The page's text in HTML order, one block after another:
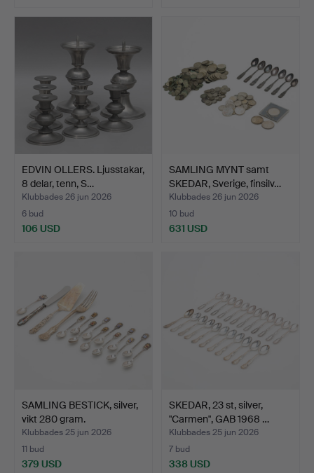
EDVIN OLLERS. Ljusstakar,
8 delar, tenn, S…
Klubbades 26 jun 2026
6 bud
106 USD
SAMLING MYNT samt
SKEDAR, Sverige, finsilv…
Klubbades 26 jun 2026
10 bud
631 USD
SAMLING BESTICK, silver,
vikt 280 gram.
Klubbades 25 jun 2026
11 bud
379 USD
SKEDAR, 23 st, silver,
"Carmen", GAB 1968 …
Klubbades 25 jun 2026
7 bud
338 USD